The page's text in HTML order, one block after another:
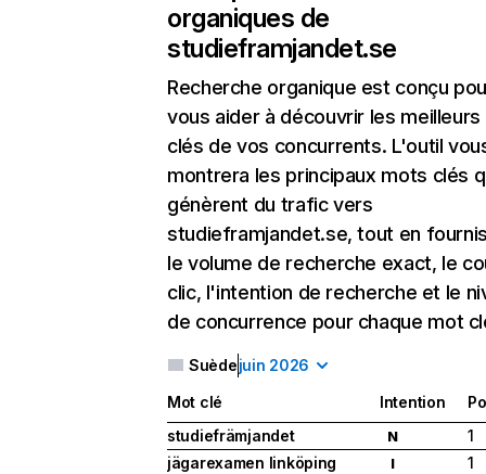
organiques de
studieframjandet.se
Recherche organique est conçu
vous aider à découvrir les
clés de vos concurrents. L'outil
montrera les principaux mots clés
génèrent du trafic vers
studieframjandet.se, tout en
le volume de recherche exact, le
clic, l'intention de recherche et le
de concurrence pour chaque mot
Suèdejuin 2026
Mot clé Intention
studiefrämjandet
N
1
jägarexamen linköping
I
1